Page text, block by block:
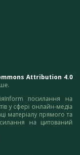
Attribution 4.0
посилання на
у сфері онлайн-медіа
матеріалу прямого та
на цитований